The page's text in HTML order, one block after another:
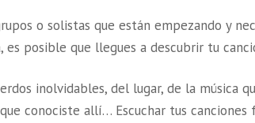
o solistas que están empezando y
es posible que llegues a descubrir tu
inolvidables, del lugar, de la música
conociste allí… Escuchar tus